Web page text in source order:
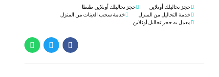
حجز تحاليلك أونلاين
حجز تحاليلك أونلاين طنطا
خدمة التحاليل من المنزل
خدمة سحب العينات من المنزل
معمل به حجز تحاليل أونلاين